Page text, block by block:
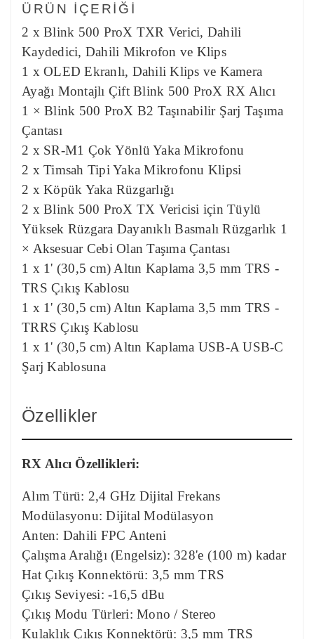
ÜRÜN İÇERİĞİ
2 x Blink 500 ProX TXR Verici, Dahili
Kaydedici, Dahili Mikrofon ve Klips
1 x OLED Ekranlı, Dahili Klips ve Kamera
Ayağı Montajlı Çift Blink 500 ProX RX Alıcı
1 × Blink 500 ProX B2 Taşınabilir Şarj Taşıma
Çantası
2 x SR-M1 Çok Yönlü Yaka Mikrofonu
2 x Timsah Tipi Yaka Mikrofonu Klipsi
2 x Köpük Yaka Rüzgarlığı
2 x Blink 500 ProX TX Vericisi için Tüylü
Yüksek Rüzgara Dayanıklı Basmalı Rüzgarlık 1
× Aksesuar Cebi Olan Taşıma Çantası
1 x 1' (30,5 cm) Altın Kaplama 3,5 mm TRS -
TRS Çıkış Kablosu
1 x 1' (30,5 cm) Altın Kaplama 3,5 mm TRS -
TRRS Çıkış Kablosu
1 x 1' (30,5 cm) Altın Kaplama USB-A USB-C
Şarj Kablosuna
Özellikler
RX Alıcı Özellikleri:
Alım Türü: 2,4 GHz Dijital Frekans
Modülasyonu: Dijital Modülasyon
Anten: Dahili FPC Anteni
Çalışma Aralığı (Engelsiz): 328'e (100 m) kadar
Hat Çıkış Konnektörü: 3,5 mm TRS
Çıkış Seviyesi: -16,5 dBu
Çıkış Modu Türleri: Mono / Stereo
Kulaklık Çıkış Konnektörü: 3,5 mm TRS